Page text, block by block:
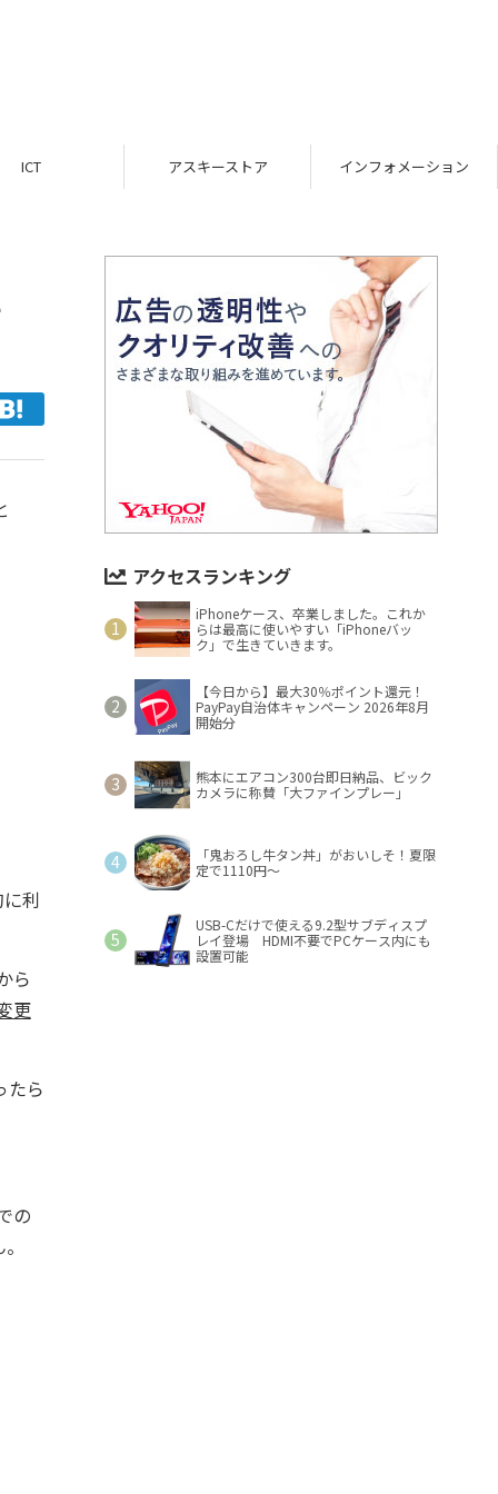
ICT アスキーストア インフォメーション
利
ら
更
たら
の
アクセスランキング
iPhoneケース、卒業しました。これか
らは最高に使いやすい「iPhoneバッ
ク」で生きていきます。
【今日から】最大30％ポイント還元！
PayPay自治体キャンペーン 2026年8月
開始分
熊本にエアコン300台即日納品、ビック
カメラに称賛「大ファインプレー」
「鬼おろし牛タン丼」がおいしそ！夏限
定で1110円～
USB-Cだけで使える9.2型サブディスプ
レイ登場 HDMI不要でPCケース内にも
設置可能